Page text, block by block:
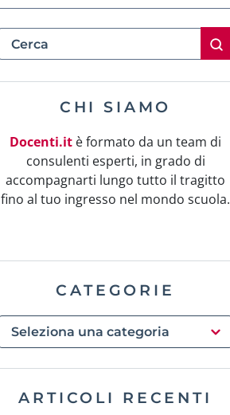
CHI SIAMO
Docenti.it è formato da un team di
consulenti esperti, in grado di
accompagnarti lungo tutto il tragitto
fino al tuo ingresso nel mondo scuola.
CATEGORIE
ARTICOLI RECENTI